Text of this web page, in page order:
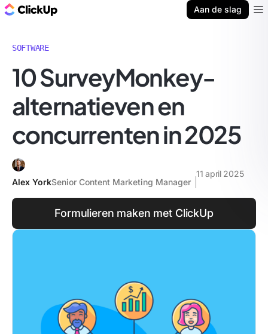
Aan de slag
SOFTWARE
10 SurveyMonkey-
alternatieven en
concurrenten in 2025
Alex YorkSenior Content Marketing Manager
11 april 2025
Formulieren maken met ClickUp